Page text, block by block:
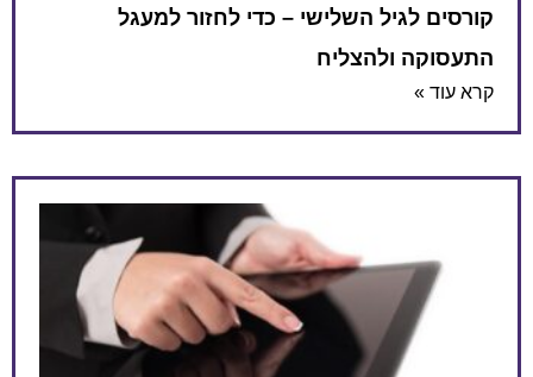
קורסים לגיל השלישי – כדי לחזור למעגל
התעסוקה ולהצליח
קרא עוד »